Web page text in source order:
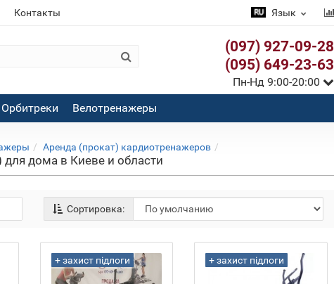
Контакты Язык
(097) 927-09-28
(095) 649-23-63
Пн-Нд 9:00-20:00
Орбитреки Велотренажеры
Аренда (прокат) кардиотренажеров
дома в Киеве и области
Сортировка:
+ захист підлоги + захист підлоги